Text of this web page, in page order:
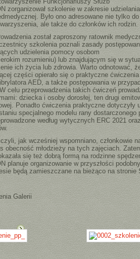
zorganizował szkolenie w zakresie udzielania
Było ono adresowane nie tylko do
ale także do członków ich rodzin.
został zaproszony ratownik
szkolenia poznali zasady
udzielenia pomocy osobom
rozumieniu) lub znajdującym się w
ich życia lub zdrowia. Warto odnotować,
części opierało się o praktyczne
AED, a także postępowania w
celu przeprowadzenia takich ćwiczeń
dziecka i osoby dorosłej, ten drugi
Ponadto ćwiczenia praktyczne dotyczyły
specjalnego modelu rany
według wytycznych ERC 2021
jak wcześniej wspomniano, członkowie
obecność młodzieży na tych zajęciach.
się też dobrą formą na rodzinne
planuje organizowanie w przyszłości
będą zamieszczane na bieżąco na
Galerii